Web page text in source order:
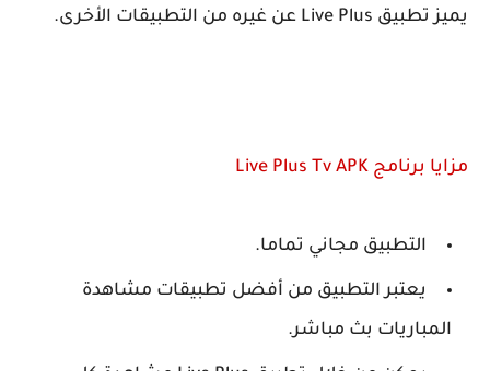
يميز تطبيق Live Plus عن غيره من التطبيقات الأخرى.
مزايا برنامج Live Plus Tv APK
التطبيق مجاني تماما.
يعتبر التطبيق من أفضل تطبيقات مشاهدة
المباريات بث مباشر.